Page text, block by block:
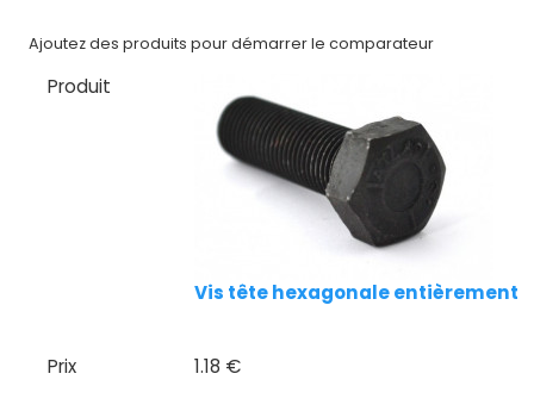
Nos
Ajoutez des produits pour démarrer le comparateur
Produit
Vis tête hexagonale entièrement
Prix 1.18 €